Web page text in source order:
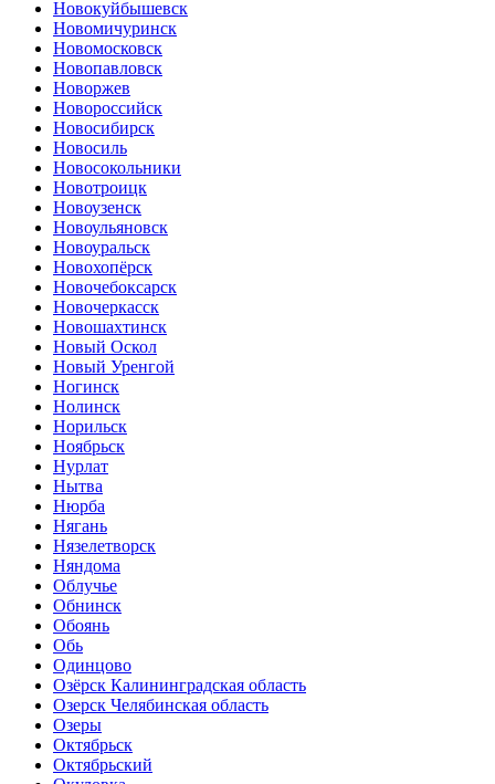
Новокуйбышевск
Новомичуринск
Новомосковск
Новопавловск
Новоржев
Новороссийск
Новосибирск
Новосиль
Новосокольники
Новотроицк
Новоузенск
Новоульяновск
Новоуральск
Новохопёрск
Новочебоксарск
Новочеркасск
Новошахтинск
Новый Оскол
Новый Уренгой
Ногинск
Нолинск
Норильск
Ноябрьск
Нурлат
Нытва
Нюрба
Нягань
Нязелетворск
Няндома
Облучье
Обнинск
Обоянь
Обь
Одинцово
Озёрск Калининградская область
Озерск Челябинская область
Озеры
Октябрьск
Октябрьский